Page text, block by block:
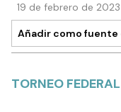
19 de febrero de
Añadir como fuente
TORNEO